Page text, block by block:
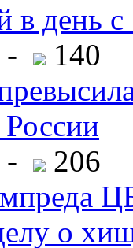
в день с
-
140
-
206
о